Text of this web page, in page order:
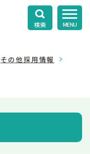
検索 MENU
その他採用情報